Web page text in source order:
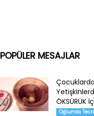
POPÜLER MESAJLAR
ÖKSÜRÜK
Oğlumla